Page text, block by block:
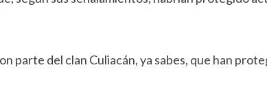
parte del clan Culiacán, ya sabes, que han